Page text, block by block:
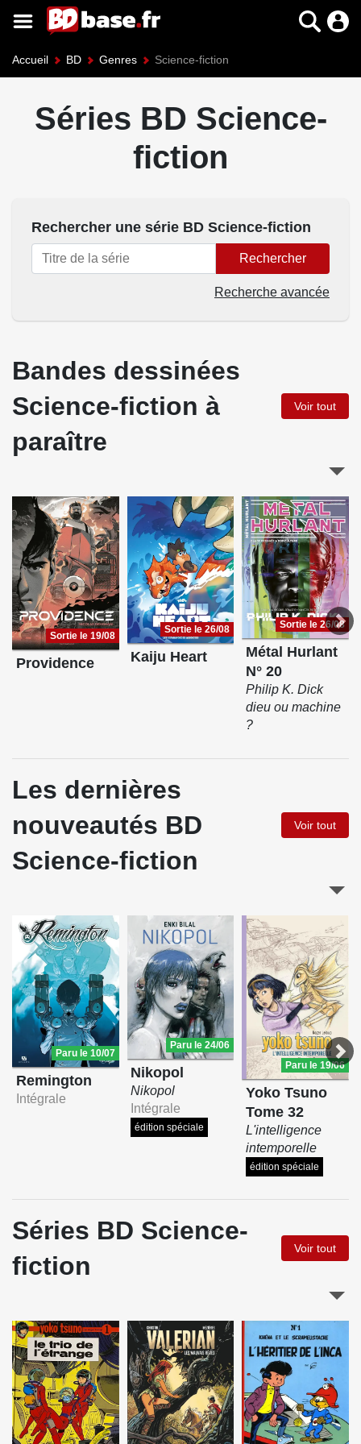
Accueil BD Genres Science-fiction
Séries BD Science-
fiction
Rechercher une série BD Science-fiction
Rechercher
Recherche avancée
Bandes dessinées
Science-fiction à
paraître
Voir tout
Sortie le 19/08
Providence
Sortie le 26/08
Kaiju Heart
Sortie le 26/08
Métal Hurlant
N° 20
Philip K. Dick
dieu ou machine
?
Les dernières
nouveautés BD
Science-fiction
Voir tout
Paru le 10/07
Remington
Intégrale
Paru le 24/06
Nikopol
Nikopol
Intégrale
édition spéciale
Paru le 19/06
Yoko Tsuno
Tome 32
L'intelligence
intemporelle
édition spéciale
Séries BD Science-
fiction
Voir tout